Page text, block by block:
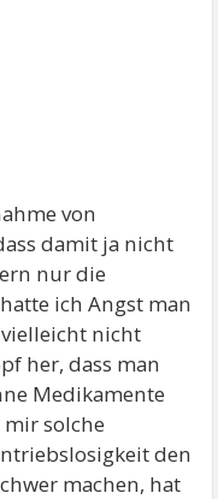
von
damit ja nicht
nur die
ich Angst man
nicht
her, dass man
Medikamente
solche
den
machen, hat